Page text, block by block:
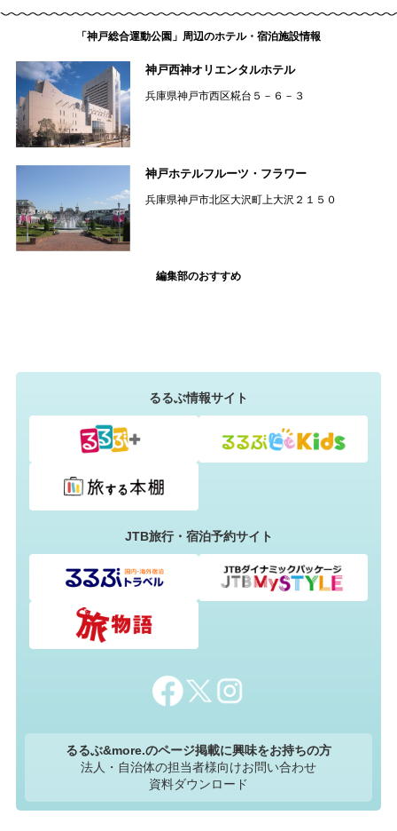
「神戸総合運動公園」周辺のホテル・宿泊施設情報
神戸西神オリエンタルホテル
兵庫県神戸市西区糀台５－６－３
神戸ホテルフルーツ・フラワー
兵庫県神戸市北区大沢町上大沢２１５０
編集部のおすすめ
るるぶ情報サイト
JTB旅行・宿泊予約サイト
るるぶ&more.のページ掲載に興味をお持ちの方
法人・自治体の担当者様向けお問い合わせ
資料ダウンロード